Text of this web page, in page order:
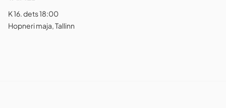
K 16. dets 18:00
Hopneri maja, Tallinn